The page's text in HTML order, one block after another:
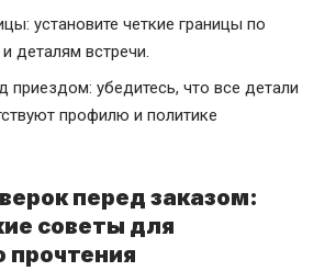
установите четкие границы по
деталям встречи.
приездом: убедитесь, что все детали
профилю и политике
перед заказом:
советы для
прочтения